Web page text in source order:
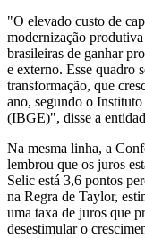
"O elevado custo de
modernização
brasileiras de ganhar
e externo. Esse quadro
transformação, que
ano, segundo o
(IBGE)", disse a
Na mesma linha, a
lembrou que os juros
Selic está 3,6 pontos
na Regra de Taylor,
uma taxa de juros que
desestimular o